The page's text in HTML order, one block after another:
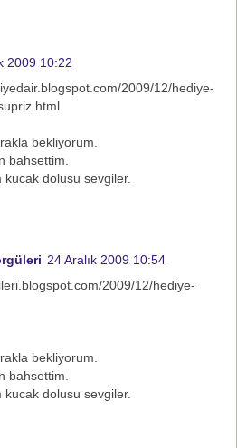
2009 10:22
2009/12/hediye-
bekliyorum.
bahsettim.
dolusu sevgiler.
24 Aralık 2009 10:54
2009/12/hediye-
bekliyorum.
bahsettim.
dolusu sevgiler.